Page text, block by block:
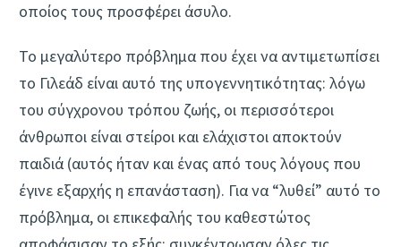
οποίος τους προσφέρει άσυλο.
Το μεγαλύτερο πρόβλημα που έχει να αντιμετωπίσει
το Γιλεάδ είναι αυτό της υπογεννητικότητας: λόγω
του σύγχρονου τρόπου ζωής, οι περισσότεροι
άνθρωποι είναι στείροι και ελάχιστοι αποκτούν
παιδιά (αυτός ήταν και ένας από τους λόγους που
έγινε εξαρχής η επανάσταση). Για να “λυθεί” αυτό το
πρόβλημα, οι επικεφαλής του καθεστώτος